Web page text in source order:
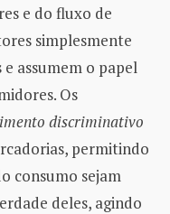
e do fluxo de
simplesmente
assumem o papel
Os
discriminativo
permitindo
consumo sejam
deles, agindo